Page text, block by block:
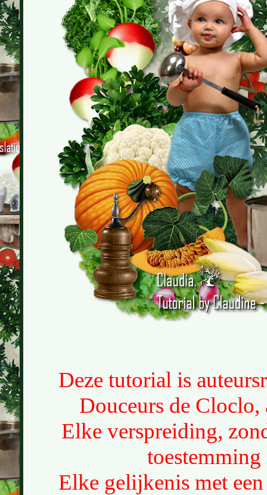
Deze tutorial is
Douceurs de
Elke verspreiding,
toestemming
Elke gelijkenis met